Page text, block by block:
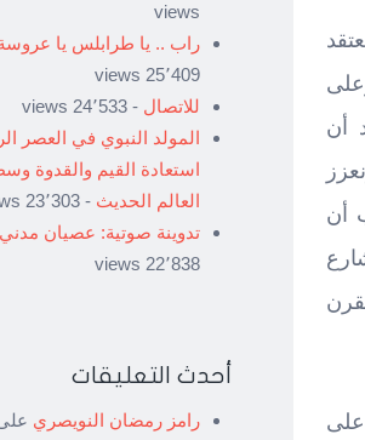
أن
أن
على
views
راب .. يا طرابلس يا
25٬409 views
للاتصال - 24٬533 views
المولد النبوي في العصر
استعادة القيم والقدوة
العالم الحديث - 23٬303 views
تدوينة صوتية: عصيان مدني
22٬838 views
أحدث التعليقات
رامز رمضان النويصري